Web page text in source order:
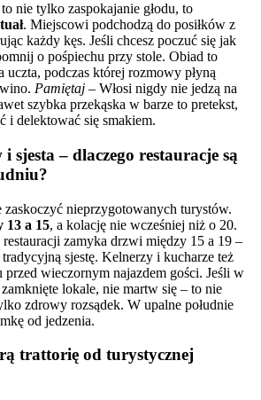
nie tylko zaspokajanie głodu, to
. Miejscowi podchodzą do posiłków z
każdy kęs. Jeśli chcesz poczuć się jak
o pośpiechu przy stole. Obiad to
podczas której rozmowy płyną
Pamiętaj – Włosi nigdy nie jedzą na
szybka przekąska w barze to pretekst,
i delektować się smakiem.
sjesta – dlaczego restauracje są
zaskoczyć nieprzygotowanych turystów.
13 a 15, a kolację nie wcześniej niż o 20.
zamyka drzwi między 15 a 19 –
sjestę. Kelnerzy i kucharze też
przed wieczornym najazdem gości. Jeśli w
lokale, nie martw się – to nie
zdrowy rozsądek. W upalne południe
od jedzenia.
trattorię od turystycznej